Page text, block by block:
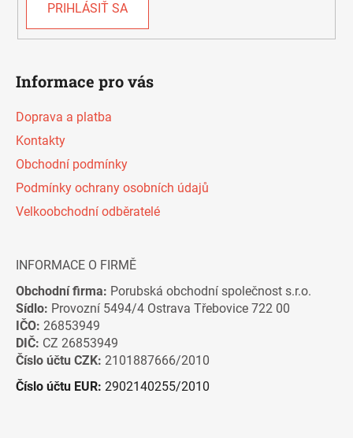
PRIHLÁSIŤ SA
Informace pro vás
Doprava a platba
Kontakty
Obchodní podmínky
Podmínky ochrany osobních údajů
Velkoobchodní odběratelé
INFORMACE O FIRMĚ
Obchodní firma: Porubská obchodní společnost s.r.o.
Sídlo: Provozní 5494/4 Ostrava Třebovice 722 00
IČO: 26853949
DIČ: CZ 26853949
Číslo účtu CZK: 2101887666/2010
Číslo účtu EUR: 2902140255/2010